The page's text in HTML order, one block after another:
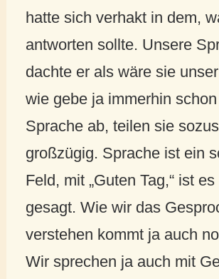
hatte sich verhakt in dem,
antworten sollte. Unsere
dachte er als wäre sie
wie gebe ja immerhin
Sprache ab, teilen sie
großzügig. Sprache ist ein
Feld, mit „Guten Tag,“ ist
gesagt. Wie wir das
verstehen kommt ja auch
Wir sprechen ja auch mit